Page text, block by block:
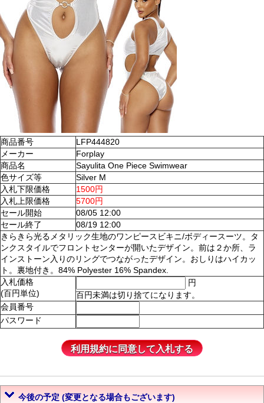
商品番号
LFP444820
メーカー
Forplay
商品名
Sayulita One Piece Swimwear
色サイズ等
Silver M
入札下限価格
1500円
入札上限価格
5700円
セール開始
08/05 12:00
セール終了
08/19 12:00
きらきら光るメタリック生地のワンピースビキニ/ボディースーツ。タ
ンクスタイルでフロントセンターが開いたデザイン。前は２か所、ラ
インストーン入りのリングでつながったデザイン。おしりはハイカッ
ト。裏地付き。84% Polyester 16% Spandex.
入札価格
(百円単位)
円
百円未満は切り捨てになります。
会員番号
パスワード
今後の予定 (変更となる場合もございます)